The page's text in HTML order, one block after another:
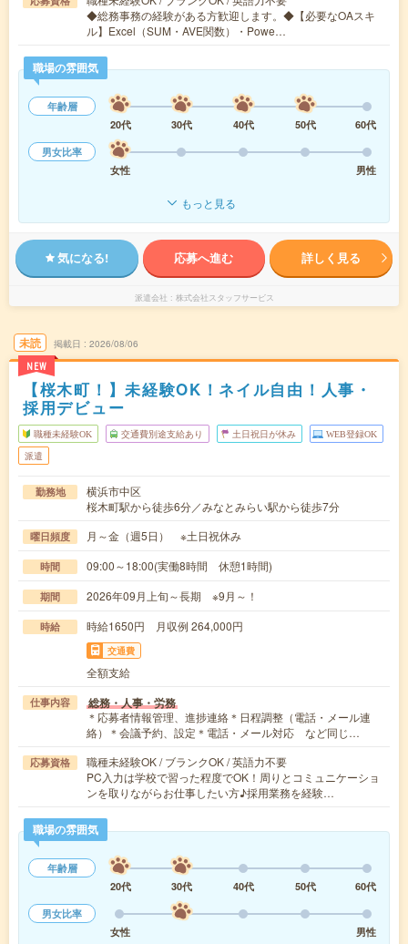
◆総務事務の経験がある方歓迎します。◆【必要なOAスキ
ル】Excel（SUM・AVE関数）・Powe…
職場の雰囲気
年齢層
20代
30代 40代 50代
60代
男女比率
女性
男性
もっと見る
気になる! 応募へ進む 詳しく見る
派遣会社 株式会社スタッフサービス
未読
NEW
掲載日 2026/08/06
【桜木町！】未経験OK！ネイル自由！人事・
採用デビュー
職種未経験OK 交通費別途支給あり 土日祝日が休み WEB登録OK
派遣
勤務地
横浜市中区
桜木町駅から徒歩6分／みなとみらい駅から徒歩7分
曜日頻度 月～金（週5日） ※土日祝休み
時間 09:00～18:00(実働8時間 休憩1時間)
期間 2026年09月上旬～長期 ※9月～！
時給 時給1650円 月収例 264,000円
交通費
全額支給
仕事内容 総務・人事・労務
＊応募者情報管理、進捗連絡＊日程調整（電話・メール連
絡）＊会議予約、設定＊電話・メール対応 など同じ…
応募資格
職種未経験OK / ブランクOK / 英語力不要
PC入力は学校で習った程度でOK！周りとコミュニケーショ
ンを取りながらお仕事したい方♪採用業務を経験…
職場の雰囲気
年齢層
20代
30代 40代 50代
60代
男女比率
女性
男性